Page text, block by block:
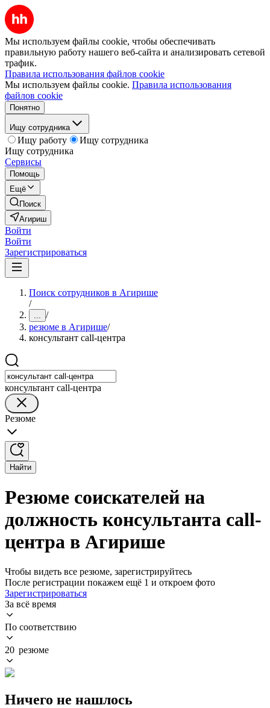
Мы используем файлы cookie, чтобы обеспечивать
правильную работу нашего веб-сайта и анализировать сетевой
трафик.
Правила использования файлов cookie
Мы используем файлы cookie. Правила использования
файлов cookie
Понятно
Ищу сотрудника
Ищу работу
Ищу сотрудника
Ищу сотрудника
Сервисы
Помощь
Ещё
Поиск
Агириш
Войти
Войти
Зарегистрироваться
Поиск сотрудников в Агирише
/
... /
резюме в Агирише/
консультант call-центра
консультант call-центра
Резюме
Найти
Резюме соискателей на
должность консультанта call-
центра в Агирише
Чтобы видеть все резюме, зарегистрируйтесь
После регистрации покажем ещё 1 и откроем фото
Зарегистрироваться
За всё время
По соответствию
20 резюме
Ничего не нашлось